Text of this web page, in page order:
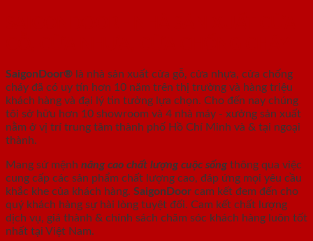
SaigonDoor® là nhà sản xuất cửa gỗ, cửa nhựa, cửa chống
cháy đã có uy tín hơn 10 năm trên thị trường và hàng triệu
khách hàng và đại lý tin tưởng lựa chọn. Cho đến nay chúng
tôi sở hữu hơn 10 showroom và 4 nhà máy - xưởng sản xuất
nằm ở vị trí trung tâm thành phố Hồ Chí Minh và & tại ngoại
thành.
Mang sứ mệnh nâng cao chất lượng cuộc sống thông qua việc
cung cấp các sản phẩm chất lượng cao, đáp ứng mọi yêu cầu
khắc khe của khách hàng. SaigonDoor cam kết đem đến cho
quý khách hàng sự hài lòng tuyệt đối. Cam kết chất lượng
dịch vụ, giá thành & chính sách chăm sóc khách hàng luôn tốt
nhất tại Việt Nam.